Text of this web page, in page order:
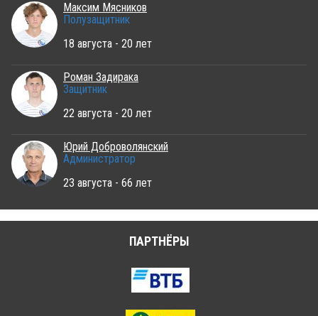
Максим Мясников
Полузащитник
18 августа - 20 лет
Роман Задирака
Защитник
22 августа - 20 лет
Юрий Доброволянский
Администратор
23 августа - 66 лет
ПАРТНЁРЫ